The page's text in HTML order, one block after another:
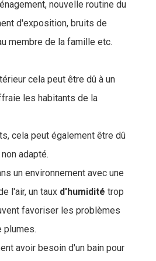
nouvelle routine du
d'exposition, bruits de
membre de la famille etc.
cela peut être dû à un
les habitants de la
cela peut également être dû
non adapté.
un environnement avec une
l'air, un taux d'humidité trop
favoriser les problèmes
plumes.
avoir besoin d'un bain pour